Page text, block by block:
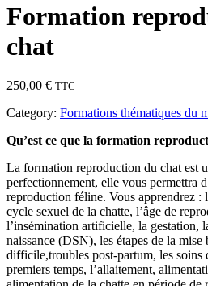
Formation
chat
250,00 € TTC
Category: Formations thématiques du
Qu’est ce que la formation
La formation reproduction du chat est
perfectionnement, elle vous permettra
reproduction féline. Vous apprendrez :
cycle sexuel de la chatte, l’âge de
l’insémination artificielle, la gestation,
naissance (DSN), les étapes de la mise
difficile,troubles post-partum, les soins
premiers temps, l’allaitement,